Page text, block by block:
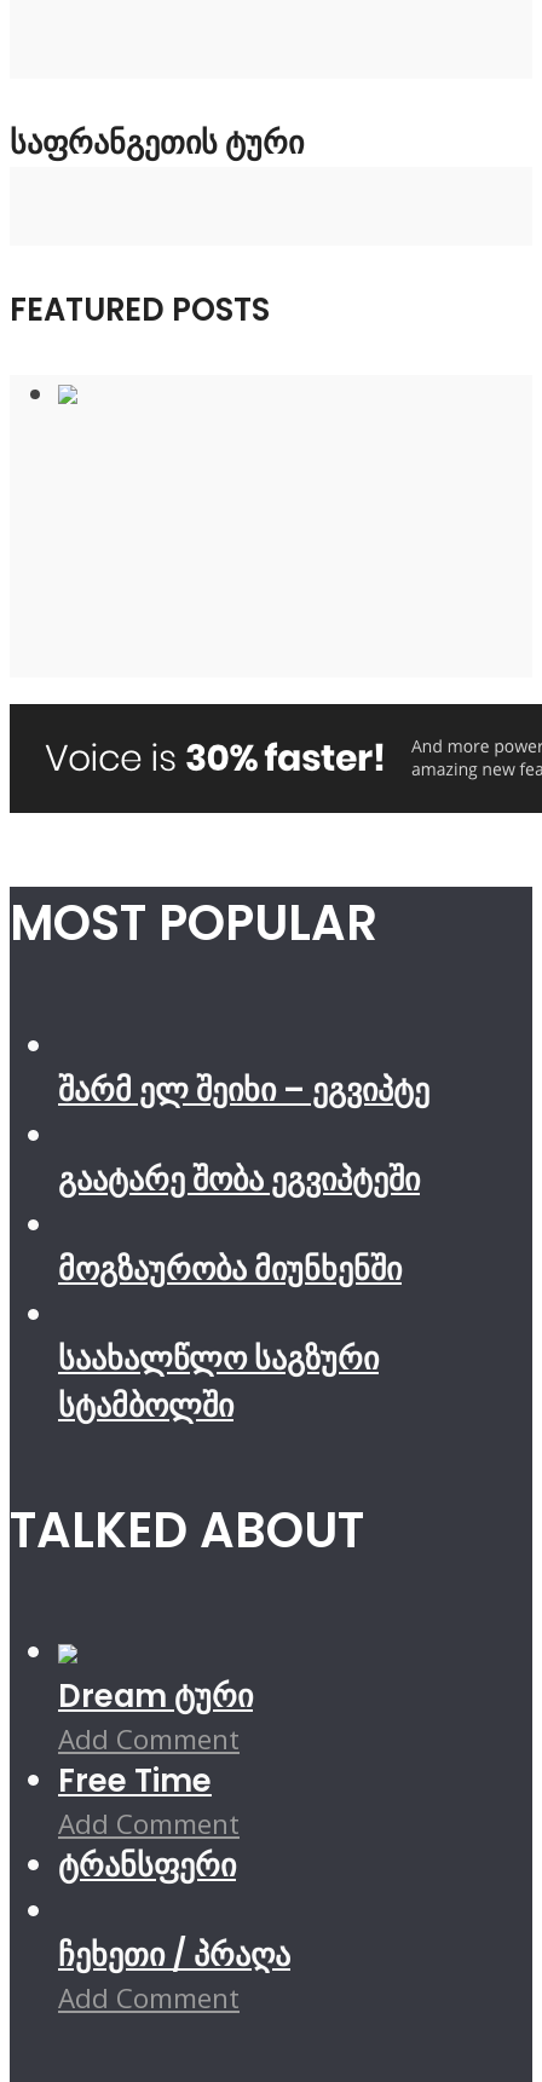
ᲡᲐᲤᲠᲐᲜᲒᲔᲗᲘᲡ ᲢᲣᲠᲘ
FEATURED POSTS
MOST POPULAR
შარმ ელ შეიხი – ეგვიპტე
გაატარე შობა ეგვიპტეში
მოგზაურობა მიუნხენში
საახალწლო საგზური
სტამბოლში
TALKED ABOUT
Dream ტური
Add Comment
Free Time
Add Comment
ტრანსფერი
ჩეხეთი / პრაღა
Add Comment